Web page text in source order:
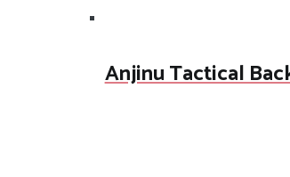
Anjinu Tactical